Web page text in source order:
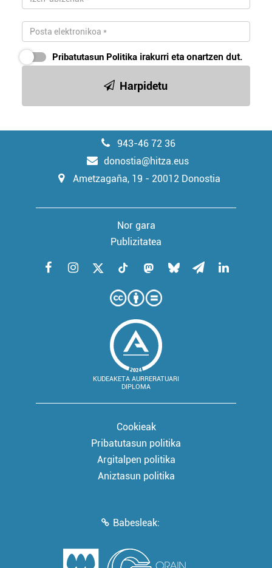
Pribatutasun Politika irakurri eta onartzen dut.
Harpidetu
943-46 72 36
donostia@hitza.eus
Ametzagaña, 19 - 20012 Donostia
Nor gara
Publizitatea
KUDEAKETA AURRERATUARI
DIPLOMA
Cookieak
Pribatutasun politika
Argitalpen politika
Aniztasun politika
Babesleak: